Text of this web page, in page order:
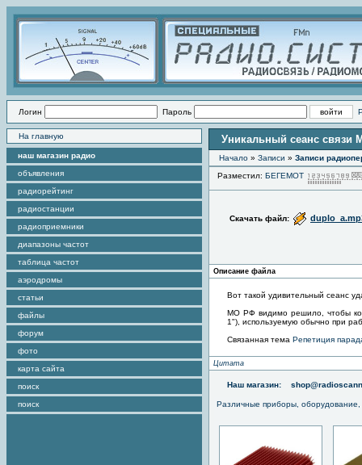
Логин Пароль
На главную
наш магазин радио
объявления
радиорейтинг
радиостанции
радиоприемники
диапазоны частот
таблица частот
аэродромы
статьи
файлы
форум
фото
карта сайта
поиск
поиск
Уникальный сеанс связи
Начало » Записи » Записи
Разместил: БЕГЕМОТ
Скачать файл:
Описание файла
Вот такой удивительный сеанс
МО РФ видимо решило, чтобы
1"), используемую обычно при
Связанная тема Репетиция
Цитата
Наш магазин:
Различные приборы,